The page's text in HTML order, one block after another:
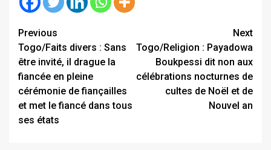
Continue
Reading
Previous
Togo/Faits divers : Sans
être invité, il drague la
fiancée en pleine
cérémonie de fiançailles
et met le fiancé dans tous
ses états
Next
Togo/Religion : Payadowa
Boukpessi dit non aux
célébrations nocturnes de
cultes de Noël et de
Nouvel an